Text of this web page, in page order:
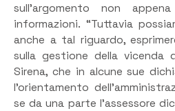
sull’argomento non
informazioni. “Tuttavia
anche a tal riguardo,
sulla gestione della vicenda
Sirena, che in alcune sue
l’orientamento
se da una parte l’assessore